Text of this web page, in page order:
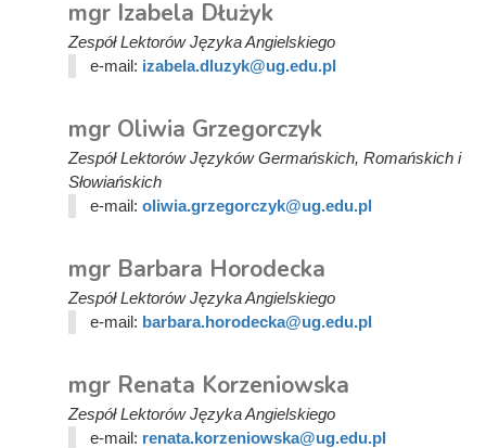
mgr Izabela Dłużyk
Zespół Lektorów Języka Angielskiego
e-mail: izabela.dluzyk@ug.edu.pl
mgr Oliwia Grzegorczyk
Zespół Lektorów Języków Germańskich, Romańskich i
Słowiańskich
e-mail: oliwia.grzegorczyk@ug.edu.pl
mgr Barbara Horodecka
Zespół Lektorów Języka Angielskiego
e-mail: barbara.horodecka@ug.edu.pl
mgr Renata Korzeniowska
Zespół Lektorów Języka Angielskiego
e-mail: renata.korzeniowska@ug.edu.pl